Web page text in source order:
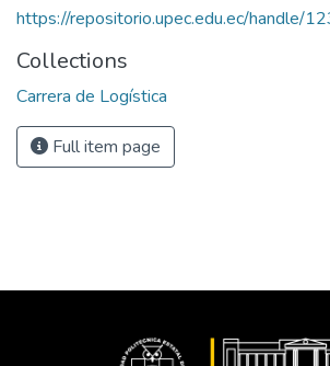
https://repositorio.upec.edu.ec/handle/
Collections
Carrera de Logística
Full item page